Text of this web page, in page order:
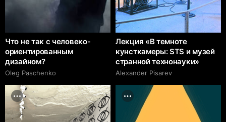
Что не так с человеко-
ориентированным
дизайном?
Oleg Paschenko
Лекция «В темноте
кунсткамеры: STS и музей
странной технонауки»
Alexander Pisarev